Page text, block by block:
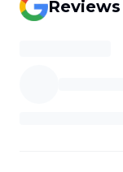
Reviews